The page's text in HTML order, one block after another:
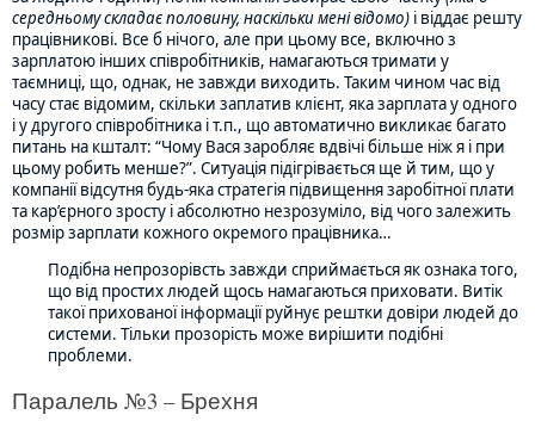
середньому складає половину, наскільки мені відомо) і віддає решту
працівникові. Все б нічого, але при цьому все, включно з
зарплатою інших співробітників, намагаються тримати у
таємниці, що, однак, не завжди виходить. Таким чином час від
часу стає відомим, скільки заплатив клієнт, яка зарплата у одного
і у другого співробітника і т.п., що автоматично викликає багато
питань на кшталт: “Чому Вася заробляє вдвічі більше ніж я і при
цьому робить менше?”. Ситуація підігрівається ще й тим, що у
компанії відсутня будь-яка стратегія підвищення заробітної плати
та кар’єрного зросту і абсолютно незрозуміло, від чого залежить
розмір зарплати кожного окремого працівника…
Подібна непрозорівсть завжди сприймається як ознака того,
що від простих людей щось намагаються приховати. Витік
такої прихованої інформації руйнує рештки довіри людей до
системи. Тільки прозорість може вирішити подібні
проблеми.
Паралель №3 – Брехня